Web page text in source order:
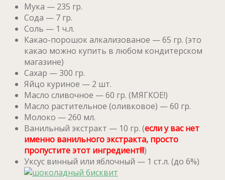
Мука — 235 гр.
Сода — 7 гр.
Соль — 1 ч.л.
Какао-порошок алкализованое — 65 гр. (это
какао можно купить в любом кондитерском
магазине)
Сахар — 300 гр.
Яйцо куриное — 2 шт.
Масло сливочное — 60 гр. (МЯГКОЕ!)
Масло растительное (оливковое) — 60 гр.
Молоко — 260 мл.
Ванильный экстракт — 10 гр. (если у вас нет
именно ванильного экстракта, просто
пропустите этот ингредиент!!!)
Уксус винный или яблочный — 1 ст.л. (до 6%)